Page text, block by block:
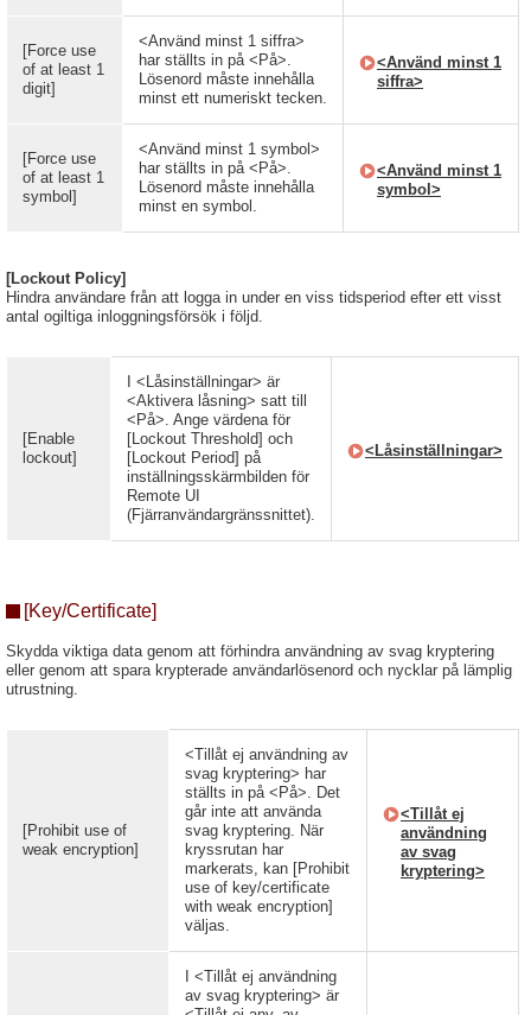
[Force use
of at least 1
digit]
<Använd minst 1 siffra>
har ställts in på <På>.
Lösenord måste innehålla
minst ett numeriskt tecken.
<Använd minst 1
siffra>
[Force use
of at least 1
symbol]
<Använd minst 1 symbol>
har ställts in på <På>.
Lösenord måste innehålla
minst en symbol.
<Använd minst 1
symbol>
[Lockout Policy]
Hindra användare från att logga in under en viss tidsperiod efter ett visst
antal ogiltiga inloggningsförsök i följd.
[Enable
lockout]
I <Låsinställningar> är
<Aktivera låsning> satt till
<På>. Ange värdena för
[Lockout Threshold] och
[Lockout Period] på
inställningsskärmbilden för
Remote UI
(Fjärranvändargränssnittet).
<Låsinställningar>
[Key/Certificate]
Skydda viktiga data genom att förhindra användning av svag kryptering
eller genom att spara krypterade användarlösenord och nycklar på lämplig
utrustning.
[Prohibit use of
weak encryption]
<Tillåt ej användning av
svag kryptering> har
ställts in på <På>. Det
går inte att använda
svag kryptering. När
kryssrutan har
markerats, kan [Prohibit
use of key/certificate
with weak encryption]
väljas.
<Tillåt ej
användning
av svag
kryptering>
I <Tillåt ej användning
av svag kryptering> är